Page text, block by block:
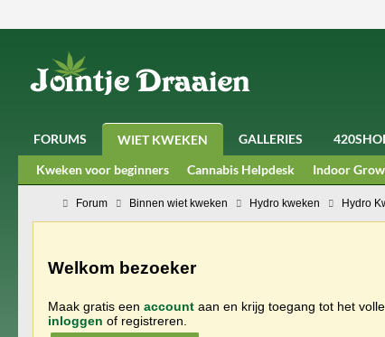
FORUMS WIET KWEKEN GALLERIES
Kweken voor beginners
Cannabis Helpdesk Indoor
Forum Binnen wiet kweken Hydro kweken Hydro
Welkom bezoeker
Maak gratis een account aan en krijg toegang tot het
inloggen of registreren.